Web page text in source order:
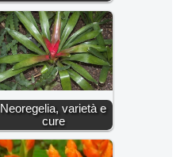
Neoregelia, varietà e
cure